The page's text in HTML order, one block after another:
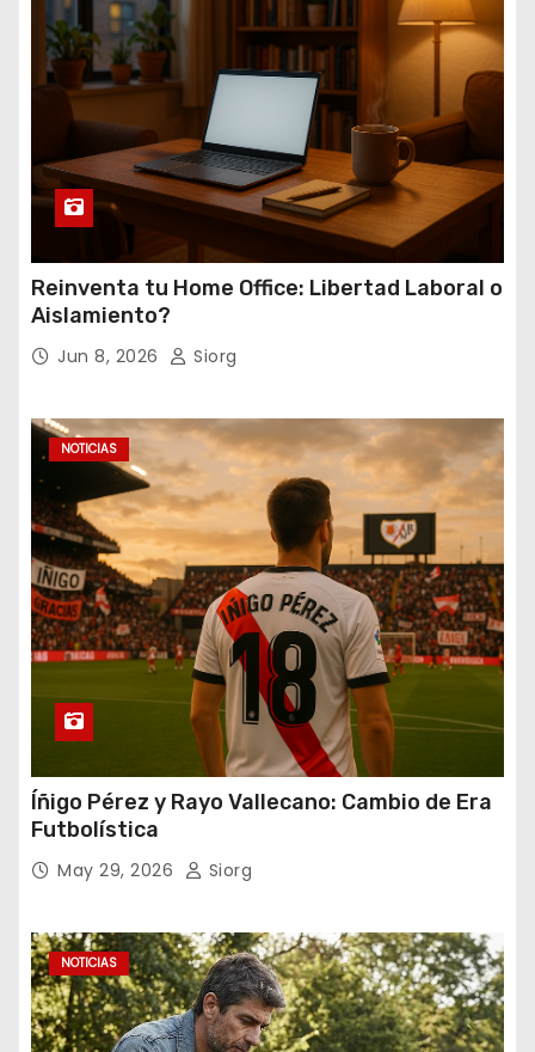
Reinventa tu Home Office: Libertad Laboral o
Aislamiento?
Jun 8, 2026 Siorg
NOTICIAS
Íñigo Pérez y Rayo Vallecano: Cambio de Era
Futbolística
May 29, 2026 Siorg
NOTICIAS